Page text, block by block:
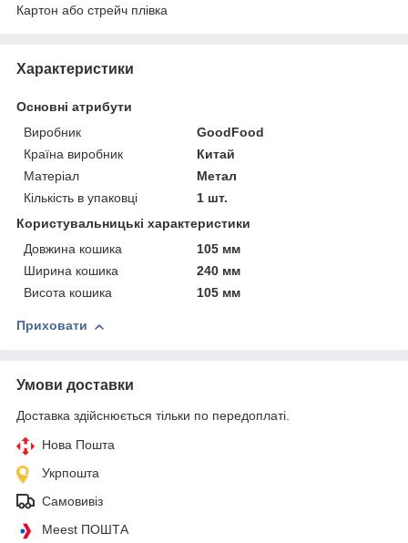
Картон або стрейч плівка
Характеристики
Основні атрибути
Виробник
GoodFood
Країна виробник
Китай
Матеріал
Метал
Кількість в упаковці
1 шт.
Користувальницькі характеристики
Довжина кошика
105 мм
Ширина кошика
240 мм
Висота кошика
105 мм
Приховати
Умови доставки
Доставка здійснюється тільки по передоплаті.
Нова Пошта
Укрпошта
Самовивіз
Meest ПОШТА